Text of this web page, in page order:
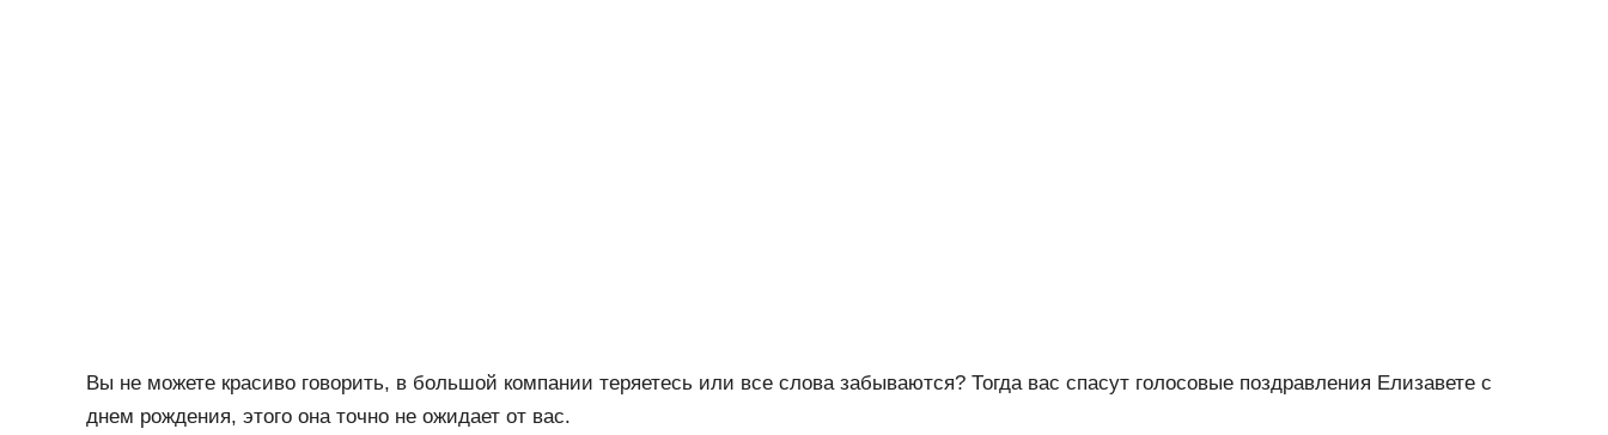
Вы не можете красиво говорить, в большой компании теряетесь или все слова забываются? Тогда вас спасут голосовые поздравления Елизавете с
днем рождения, этого она точно не ожидает от вас.